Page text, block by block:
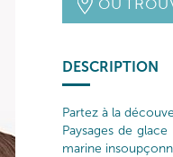
OÙ
DESCRIPTION
Partez à la
Paysages de
marine